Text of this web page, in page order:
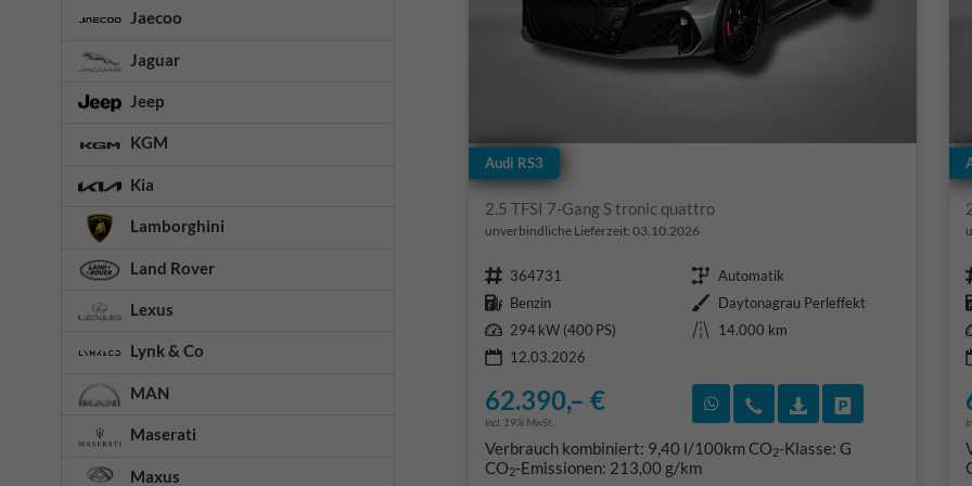
Audi RS3
2.5 TFSI 7-Gang S tronic quattro
unverbindliche Lieferzeit: 03.10.2026
Fahrzeugnr. 364731 Getriebe Automatik
Kraftstoff Benzin Außenfarbe Daytonagrau Perleffekt
Leistung 294 kW (400 PS) Kilometerstand
14.000 km
12.03.2026
62.390,– €
incl. 19% MwSt.
Rückruf vereinbaren
Wir rufen Sie an
Fahrzeugexposé
Fahrzeug
Verbrauch kombiniert: 9,40 l/100kmCO2-Klasse: G
CO2-Emissionen: 213,00 g/km
Jaecoo
Jaguar
Jeep
KGM
Kia
Lamborghini
Land Rover
Lexus
Lynk & Co
MAN
Maserati
Maxus